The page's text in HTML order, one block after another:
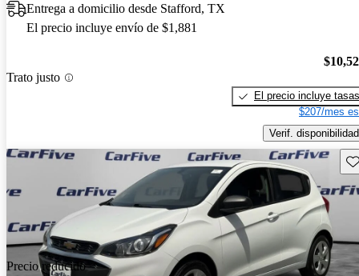
Entrega a domicilio desde Stafford, TX
El precio incluye envío de $1,881
Trato justo
El precio incluye tasas
$207/mes
Verif. disponibilidad
Precio reducido